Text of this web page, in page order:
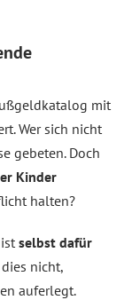
mit
Wer sich nicht
gebeten. Doch
Kinder
halten?
selbst dafür
dies nicht,
auferlegt.